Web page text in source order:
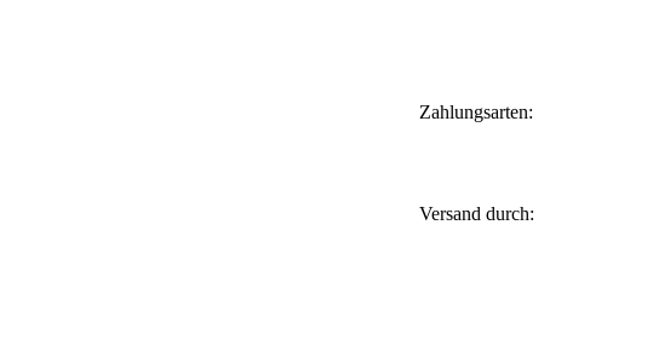
Zahlungsarten:
Versand durch: